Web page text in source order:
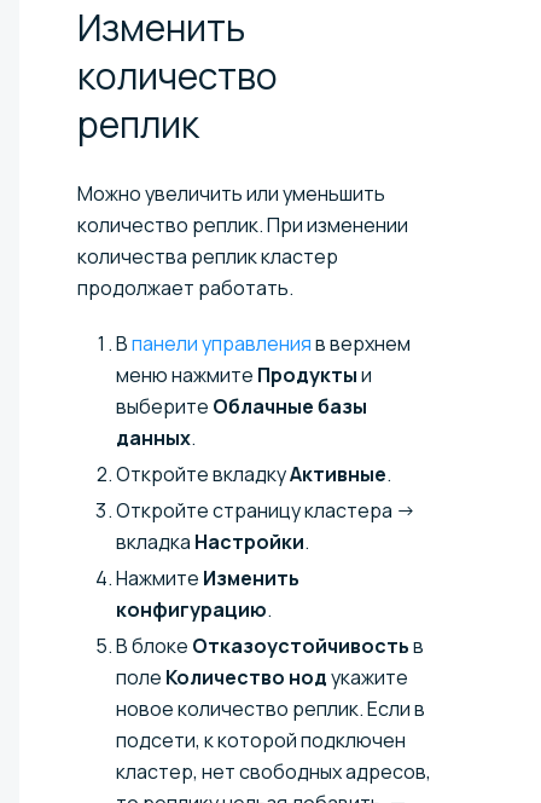
Изменить
количество
реплик
Можно увеличить или уменьшить
количество реплик. При изменении
количества реплик кластер
продолжает работать.
Впанели управленияв верхнем
меню нажмите Продуктыи
выберите Облачные базы
данных.
Откройте вкладкуАктивные.
Откройте страницу кластера →
вкладка Настройки.
Нажмите Изменить
конфигурацию.
В блоке Отказоустойчивостьв
поле Количество нодукажите
новое количество реплик. Если в
подсети, к которой подключен
кластер, нет свободных адресов,